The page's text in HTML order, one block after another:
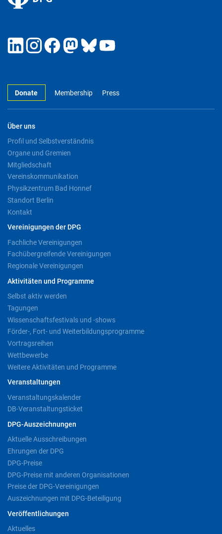
Donate Membership Press
Über uns
Profil und Selbstverständnis
Organe und Gremien
Mitgliedschaft
Vereinskommunikation
Physikzentrum Bad Honnef
Standort Berlin
Kontakt
Vereinigungen der DPG
Fachliche Vereinigungen
Fachübergreifende Vereinigungen
Regionale Vereinigungen
Aktivitäten und Programme
Selbst aktiv werden
Tagungen
Wissenschaftsfestivals und -shows
Förder-, Fort- und Weiterbildungsprogramme
Vortragsreihen
Wettbewerbe
Weitere Aktivitäten und Programme
Veranstaltungen
Veranstaltungskalender
DB-Veranstaltungsticket
DPG-Auszeichnungen
Aktuelle Ausschreibungen
Ehrungen der DPG
DPG-Preise
DPG-Preise mit anderen Organisationen
Preise der DPG-Vereinigungen
Auszeichnungen mit DPG-Beteiligung
Veröffentlichungen
Aktuelles